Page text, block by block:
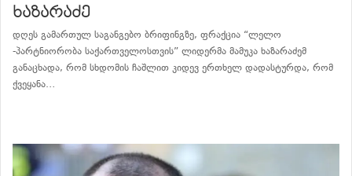
ხაზარაძე
დღეს გამართულ საგანგებო ბრიფინგზე, ფრაქცია “ლელო
-პარტნიორობა საქართველოსთვის” ლიდერმა მამუკა ხაზარაძემ
განაცხადა, რომ სხდომის ჩაშლით კიდევ ერთხელ დადასტურდა, რომ
ქვეყანა…